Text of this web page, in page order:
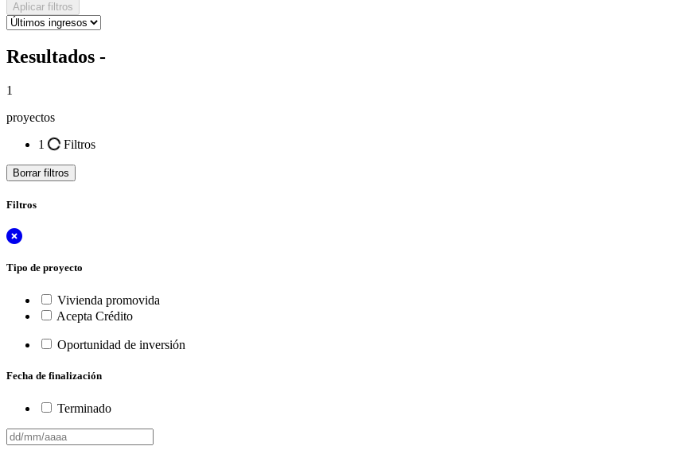
Aplicar filtros
Resultados -
1
proyectos
1
Filtros
Borrar filtros
Filtros
Tipo de proyecto
Vivienda promovida
Acepta Crédito
Oportunidad de inversión
Fecha de finalización
Terminado